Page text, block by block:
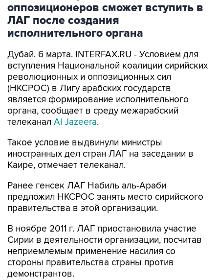
оппозиционеров сможет вступить в
ЛАГ после создания
исполнительного органа
Дубай. 6 марта. INTERFAX.RU - Условием для
вступления Национальной коалиции сирийских
революционных и оппозиционных сил
(НКСРОС) в Лигу арабских государств
является формирование исполнительного
органа, сообщает в среду межарабский
телеканал Al Jazeera.
Такое условие выдвинули министры
иностранных дел стран ЛАГ на заседании в
Каире, отмечает телеканал.
Ранее генсек ЛАГ Набиль аль-Араби
предложил НКСРОС занять место сирийского
правительства в этой организации.
В ноябре 2011 г. ЛАГ приостановила участие
Сирии в деятельности организации, посчитав
неприемлемым применение насилия со
стороны правительства страны против
демонстрантов.